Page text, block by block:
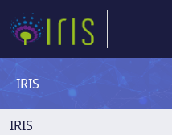
IRIS
IRIS